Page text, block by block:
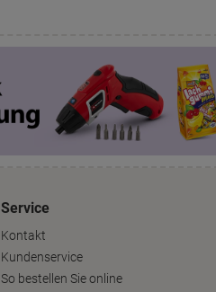
Service
Kontakt
Kundenservice
So bestellen Sie online